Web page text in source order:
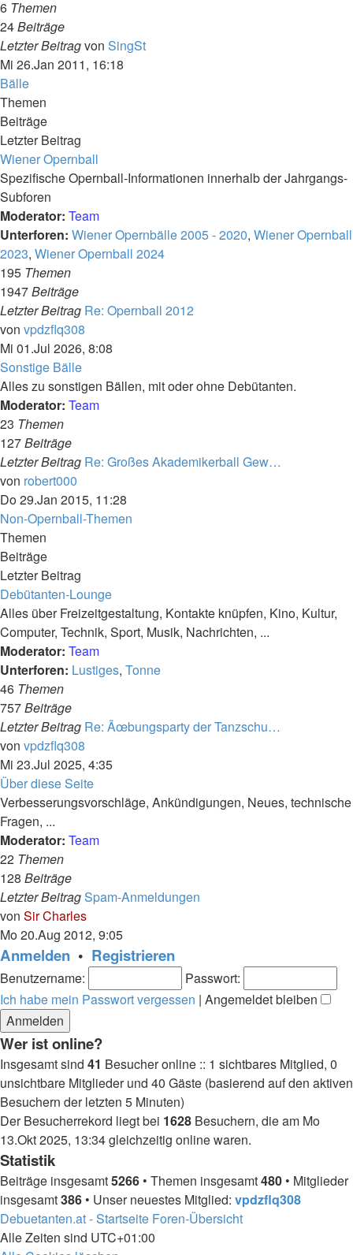
6 Themen
24Beiträge
Letzter Beitragvon SingStNeuester
Mi 26.Jan 2011, 16:18
Bälle
Themen
Beiträge
Letzter Beitrag
Wiener Opernball
Spezifische Opernball-Informationen innerhalb der Jahrgangs-
Subforen
Moderator: Team
Unterforen: Wiener Opernbälle 2005 - 2020, Wiener Opernball
2023, Wiener Opernball 2024
195 Themen
1947Beiträge
Letzter Beitrag Re: Opernball 2012
von vpdzflq308
Beitrag
Mi 01.Jul 2026, 8:08
Sonstige Bälle
Alles zu sonstigen Bällen, mit oder ohne Debütanten.
Moderator: Team
23 Themen
127Beiträge
Letzter Beitrag Re: Großes Akademikerball Gew…
von robert000
Beitrag
Do 29.Jan 2015, 11:28
Non-Opernball-Themen
Themen
Beiträge
Letzter Beitrag
Debütanten-Lounge
Alles über Freizeitgestaltung, Kontakte knüpfen, Kino, Kultur,
Computer, Technik, Sport, Musik, Nachrichten, ...
Moderator: Team
Unterforen: Lustiges, Tonne
46 Themen
757Beiträge
Letzter Beitrag Re: Ãœbungsparty der Tanzschu…
von vpdzflq308
Beitrag
Mi 23.Jul 2025, 4:35
Über diese Seite
Verbesserungsvorschläge, Ankündigungen, Neues, technische
Fragen, ...
Moderator: Team
22 Themen
128 Beiträge
Letzter BeitragSpam-Anmeldungen
von Sir CharlesNeuester
Beitrag
Mo 20.Aug 2012, 9:05
Anmelden • Registrieren
Benutzername:
Passwort:
Ich habe mein Passwort vergessen | Angemeldet bleiben
Wer ist online?
Insgesamt sind 41 Besucher online :: 1 sichtbares Mitglied, 0
unsichtbare Mitglieder und 40 Gäste (basierend auf den aktiven
Besuchern der letzten 5 Minuten)
Der Besucherrekord liegt bei 1628 Besuchern, die am Mo
13.Okt 2025, 13:34 gleichzeitig online waren.
Statistik
Beiträge insgesamt5266 • Themen insgesamt480 • Mitglieder
insgesamt386 • Unser neuestes Mitglied: vpdzflq308
Debuetanten.at - Startseite Foren-Übersicht
Alle Zeiten sind UTC+01:00